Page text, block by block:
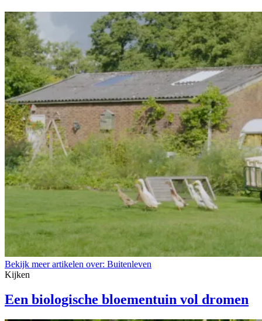
Bekijk meer artikelen over: Buitenleven
Kijken
Een biologische bloementuin vol dromen